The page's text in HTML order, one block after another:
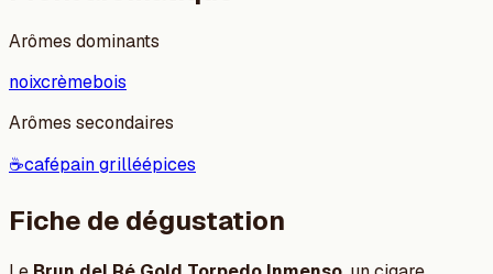
Arômes dominants
noixcrèmebois
Arômes secondaires
☕cafépain grilléépices
Fiche de dégustation